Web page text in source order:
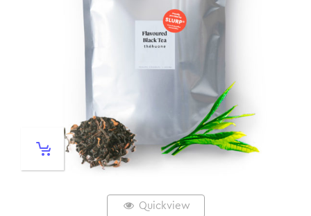
Quickview